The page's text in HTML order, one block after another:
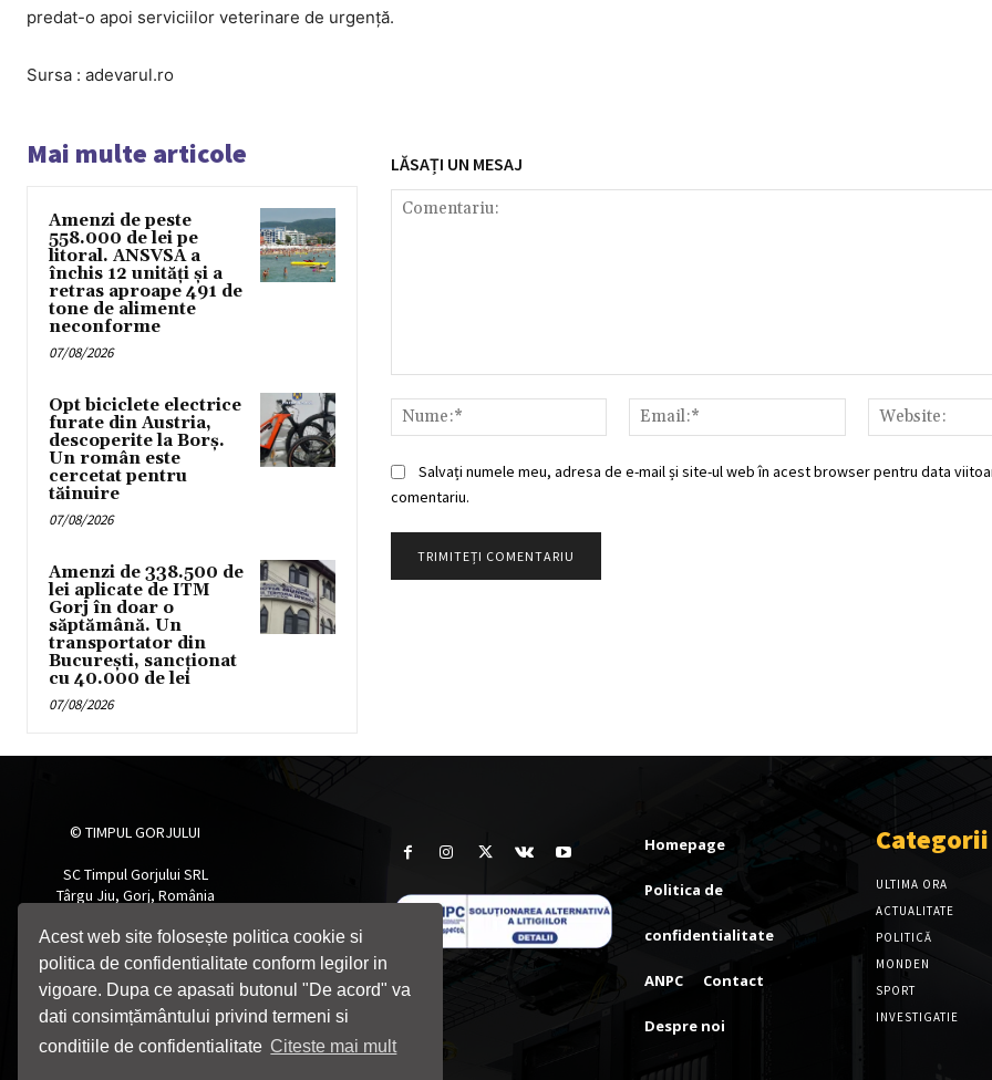
Acest web site folosește politica cookie si
politica de confidentialitate conform legilor in
vigoare. Dupa ce apasati butonul "De acord" va
dati consimțământului privind termeni si
conditiile de confidentialitate Citeste mai mult
predat-o apoi serviciilor veterinare de urgenţă.
Sursa : adevarul.ro
Mai multe articole
Amenzi de peste
558.000 de lei pe
litoral. ANSVSA a
închis 12 unități și a
retras aproape 491 de
tone de alimente
neconforme
07/08/2026
Opt biciclete electrice
furate din Austria,
descoperite la Borș.
Un român este
cercetat pentru
tăinuire
07/08/2026
Amenzi de 338.500 de
lei aplicate de ITM
Gorj în doar o
săptămână. Un
transportator din
București, sancționat
cu 40.000 de lei
07/08/2026
LĂSAȚI UN MESAJ
Nume:*
Email:*
Salvați numele meu, adresa de e-mail și site-ul web în acest browser pentru data
comentariu.
© TIMPUL GORJULUI
SC Timpul Gorjului SRL
Târgu Jiu, Gorj, România
Email: timpulgorjului@yahoo.com
Homepage
Politica de
confidentialitate
ANPC Contact
Despre noi
Categorii
ULTIMA ORA
ACTUALITATE
POLITICĂ
MONDEN
SPORT
INVESTIGATIE